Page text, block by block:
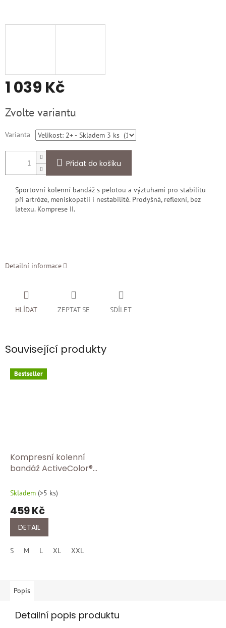
1 039 Kč
cena:
Zvolte variantu
Varianta
Přidat do košíku
Sportovní kolenní bandáž s pelotou a výztuhami pro stabilitu
při artróze, meniskopatii i nestabilitě. Prodyšná, reflexní, bez
latexu. Komprese II.
Detailní informace
ZEPTAT SE
HLÍDAT SDÍLET
Související produkty
Bestseller
Kompresní kolenní
bandáž ActiveColor®
Skladem (>5 ks)
459 Kč
DETAIL
S M L XL XXL
Popis
Detailní popis produktu